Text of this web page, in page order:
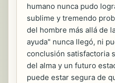
humano nunca pudo
sublime y tremendo
del hombre más allá de
ayuda" nunca llegó, ni
conclusión satisfactoria
del alma y un futuro
puede estar segura de